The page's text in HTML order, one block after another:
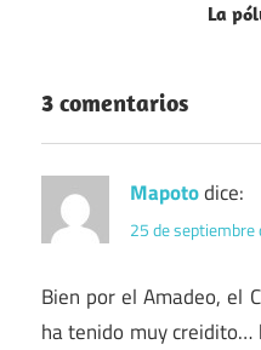
La
3 comentarios
Mapotodice:
25 de
Bien por el Amadeo, el
ha tenido muy